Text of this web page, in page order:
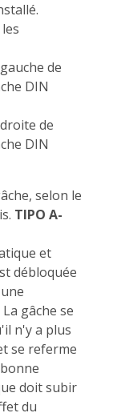
de
DIN
de
DIN
selon le
TIPO A-
et
débloquée
gâche se
n'y a plus
se referme
doit subir
du